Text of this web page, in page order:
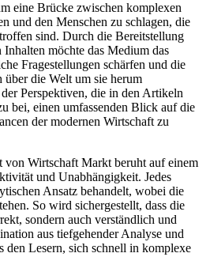
eine Brücke zwischen komplexen
und den Menschen zu schlagen, die
sind. Durch die Bereitstellung
möchte das Medium das
Fragestellungen schärfen und die
über die Welt um sie herum
Perspektiven, die in den Artikeln
bei, einen umfassenden Blick auf die
der modernen Wirtschaft zu
von Wirtschaft Markt beruht auf einem
und Unabhängigkeit. Jedes
Ansatz behandelt, wobei die
So wird sichergestellt, dass die
sondern auch verständlich und
aus tiefgehender Analyse und
den Lesern, sich schnell in komplexe